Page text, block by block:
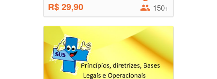
R$ 29,90
150+